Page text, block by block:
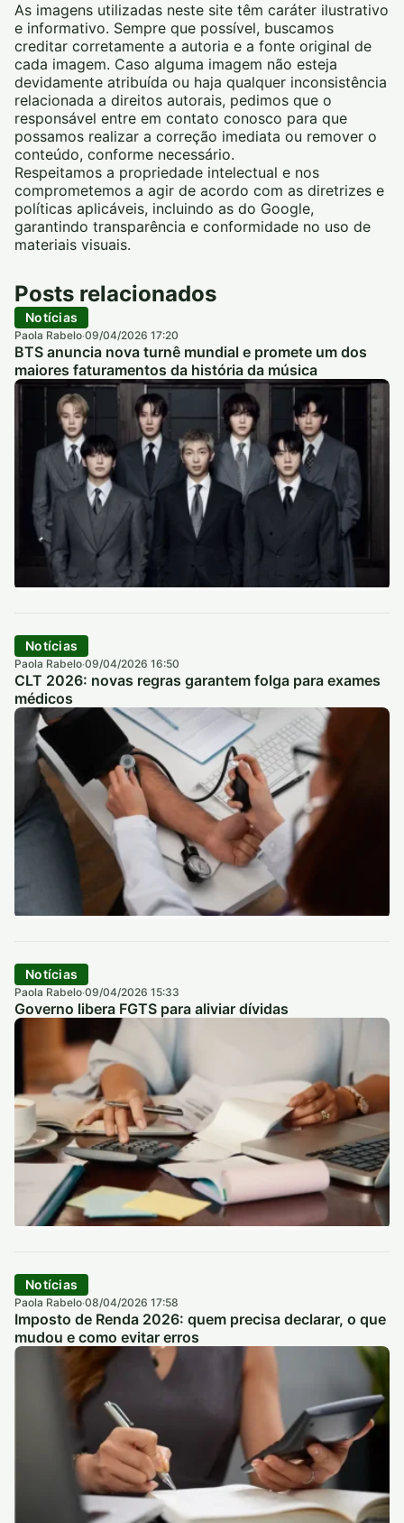
As imagens utilizadas neste site têm caráter ilustrativo
e informativo. Sempre que possível, buscamos
creditar corretamente a autoria e a fonte original de
cada imagem. Caso alguma imagem não esteja
devidamente atribuída ou haja qualquer inconsistência
relacionada a direitos autorais, pedimos que o
responsável entre em contato conosco para que
possamos realizar a correção imediata ou remover o
conteúdo, conforme necessário.
Respeitamos a propriedade intelectual e nos
comprometemos a agir de acordo com as diretrizes e
políticas aplicáveis, incluindo as do Google,
garantindo transparência e conformidade no uso de
materiais visuais.
Posts relacionados
Notícias
Paola Rabelo·09/04/2026 17:20
BTS anuncia nova turnê mundial e promete um dos
maiores faturamentos da história da música
Notícias
Paola Rabelo·09/04/2026 16:50
CLT 2026: novas regras garantem folga para exames
médicos
Notícias
Paola Rabelo·09/04/2026 15:33
Governo libera FGTS para aliviar dívidas
Notícias
Paola Rabelo·08/04/2026 17:58
Imposto de Renda 2026: quem precisa declarar, o que
mudou e como evitar erros